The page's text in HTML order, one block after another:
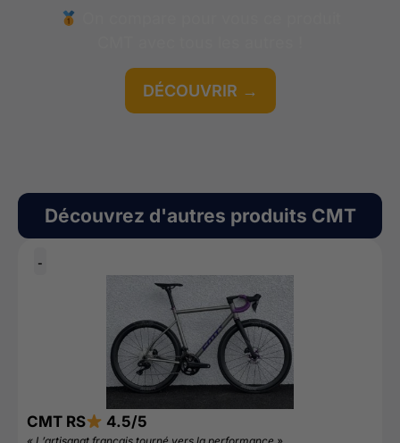
DÉCOUVRIR →
GRATUIT
Découvrez d'autres produits CMT
-
CMT RS 4.5/5